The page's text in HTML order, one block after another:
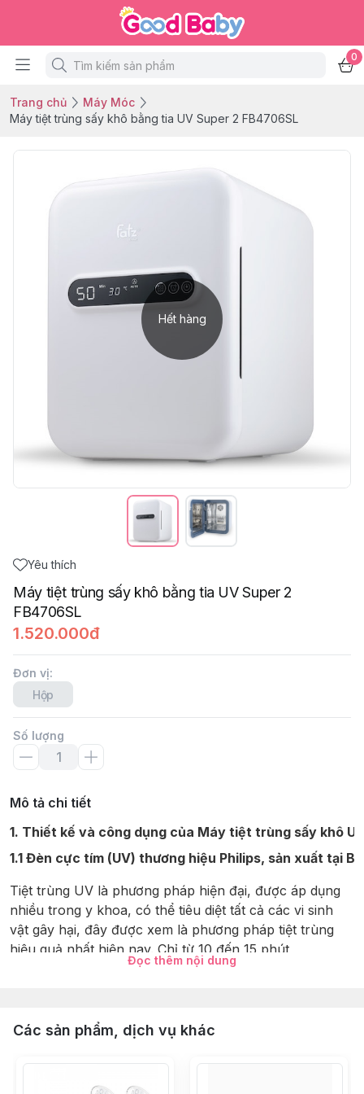
0
Trang chủ
Máy Móc
Máy tiệt trùng sấy khô bằng tia UV Super 2 FB4706SL
Hết hàng
Yêu thích
Máy tiệt trùng sấy khô bằng tia UV Super 2
FB4706SL
1.520.000đ
Đơn vị:
Hộp
Số lượng
Mô tả chi tiết
1. Thiết kế và công dụng của Máy tiệt trùng sấy khô
1.1 Đèn cực tím (UV) thương hiệu Philips, sản xuất tại
Tiệt trùng UV là phương pháp hiện đại, được áp dụng
nhiều trong y khoa, có thể tiêu diệt tất cả các vi sinh
vật gây hại, đây được xem là phương pháp tiệt trùng
hiệu quả nhất hiện nay. Chỉ từ 10 đến 15 phút,
có thể tiệt trùng UV và có thể bảo
1.2 Thể tích lớn 17 L có thể chứa 12 bình cổ rộng:
Đọc thêm nội dung
Các sản phẩm, dịch vụ khác